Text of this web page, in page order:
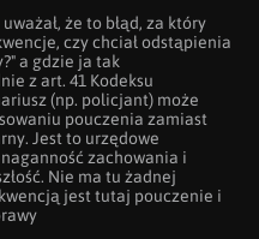
że to błąd, za który
czy chciał odstąpienia
a gdzie ja tak
z art. 41 Kodeksu
(np. policjant) może
pouczenia zamiast
Jest to urzędowe
zachowania i
Nie ma tu żadnej
jest tutaj pouczenie i